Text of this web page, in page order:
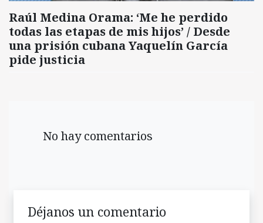
Raúl Medina Orama: ‘Me he perdido
todas las etapas de mis hijos’ / Desde
una prisión cubana Yaquelín García
pide justicia
No hay comentarios
Déjanos un comentario